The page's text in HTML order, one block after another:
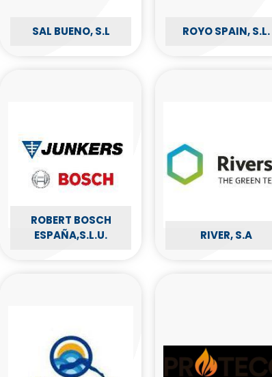
SAL BUENO, S.L ROYO SPAIN, S.L.
ROBERT BOSCH
ESPAÑA,S.L.U.
RIVER, S.A